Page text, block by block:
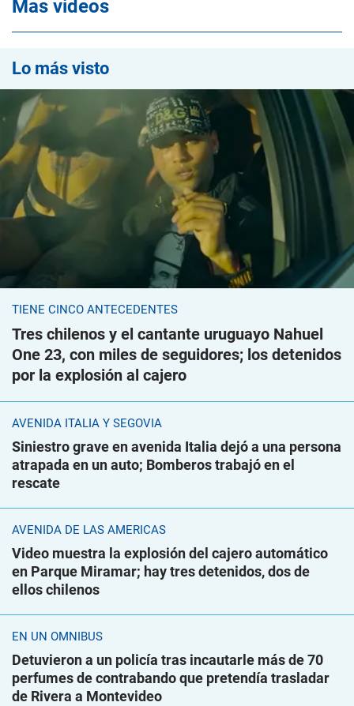
Mas videos
Lo más visto
TIENE CINCO ANTECEDENTES
Tres chilenos y el cantante uruguayo Nahuel
One 23, con miles de seguidores; los detenidos
por la explosión al cajero
AVENIDA ITALIA Y SEGOVIA
Siniestro grave en avenida Italia dejó a una persona
atrapada en un auto; Bomberos trabajó en el
rescate
AVENIDA DE LAS AMÉRICAS
Video muestra la explosión del cajero automático
en Parque Miramar; hay tres detenidos, dos de
ellos chilenos
EN UN ÓMNIBUS
Detuvieron a un policía tras incautarle más de 70
perfumes de contrabando que pretendía trasladar
de Rivera a Montevideo